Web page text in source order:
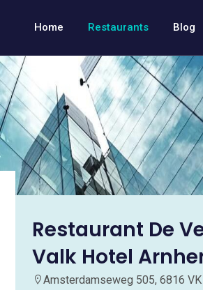
Home Restaurants Blog
Restaurant De
Valk Hotel
Amsterdamseweg 505, 6816